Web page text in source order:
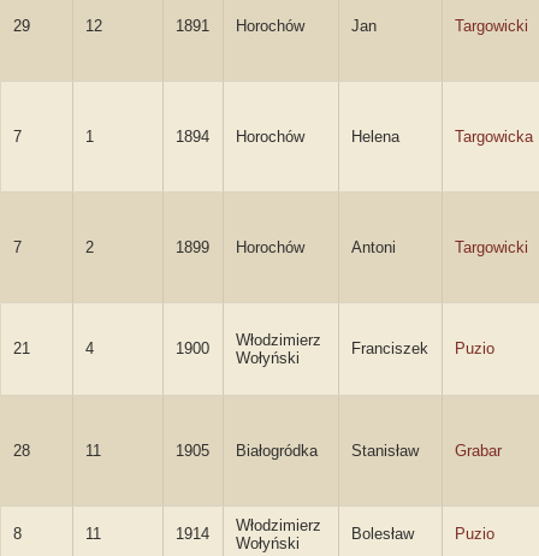
29 12 1891 Horochów Jan Targowicki
7 1 1894 Horochów Helena Targowicka
7 2 1899 Horochów Antoni Targowicki
21 4 1900
Włodzimierz
Wołyński
Franciszek Puzio
28 11 1905 Białogródka Stanisław Grabar
8 11 1914
Włodzimierz
Wołyński
Bolesław Puzio